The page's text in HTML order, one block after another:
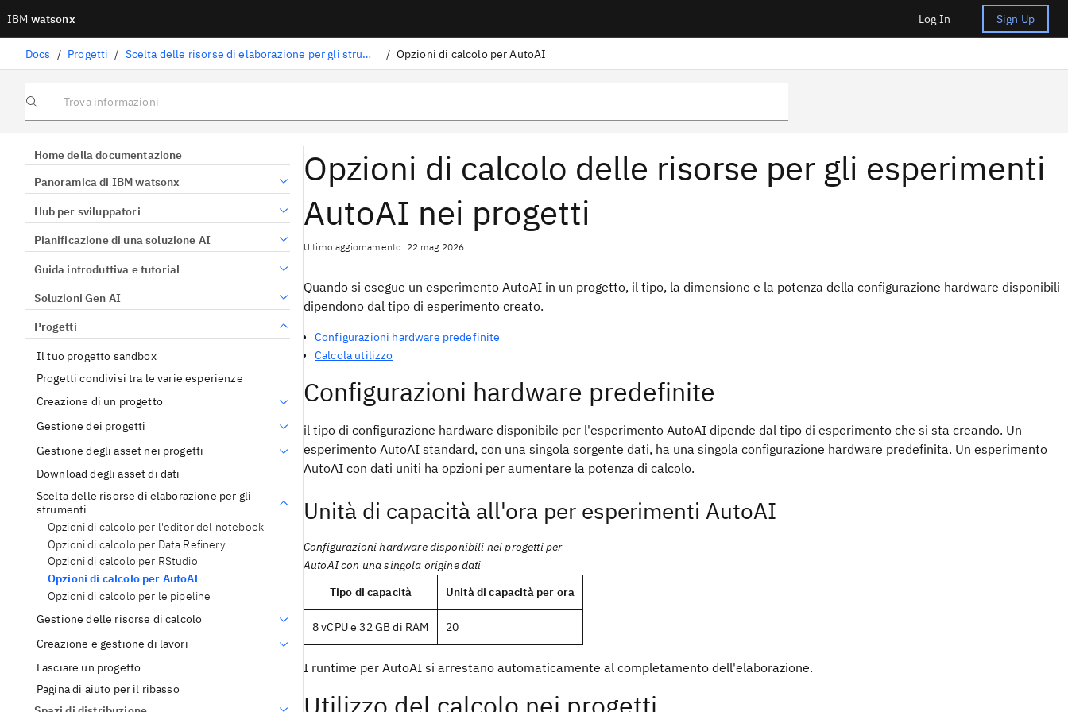
IBM watsonx Log In Sign Up
Docs / Progetti / Scelta delle risorse di elaborazione per gli strumenti / Opzioni di calcolo per AutoAI
Trova informazioni
Home della documentazione
Panoramica di IBM watsonx
Hub per sviluppatori
Pianificazione di una soluzione AI
Guida introduttiva e tutorial
Soluzioni Gen AI
Progetti
Il tuo progetto sandbox
Progetti condivisi tra le varie esperienze
Creazione di un progetto
Gestione dei progetti
Gestione degli asset nei progetti
Download degli asset di dati
Scelta delle risorse di elaborazione per gli
strumenti
Opzioni di calcolo per l'editor del notebook
Opzioni di calcolo per Data Refinery
Opzioni di calcolo per RStudio
Opzioni di calcolo per AutoAI
Opzioni di calcolo per le pipeline
Gestione delle risorse di calcolo
Creazione e gestione di lavori
Lasciare un progetto
Pagina di aiuto per il ribasso
Opzioni di calcolo delle risorse per gli esperimenti
AutoAI nei progetti
Ultimo aggiornamento: 22 mag 2026
Quando si esegue un esperimento AutoAI in un progetto, il tipo, la dimensione e la potenza della configurazione hardware disponibili
dipendono dal tipo di esperimento creato.
Configurazioni hardware predefinite
Calcola utilizzo
Configurazioni hardware predefinite
il tipo di configurazione hardware disponibile per l'esperimento AutoAI dipende dal tipo di esperimento che si sta creando. Un
esperimento AutoAI standard, con una singola sorgente dati, ha una singola configurazione hardware predefinita. Un esperimento
AutoAI con dati uniti ha opzioni per aumentare la potenza di calcolo.
Unità di capacità all'ora per esperimenti AutoAI
Configurazioni hardware disponibili nei progetti per
AutoAI con una singola origine dati
Tipo di capacità
Unità di capacità per ora
8 vCPU e 32 GB di RAM 20
I runtime per AutoAI si arrestano automaticamente al completamento dell'elaborazione.